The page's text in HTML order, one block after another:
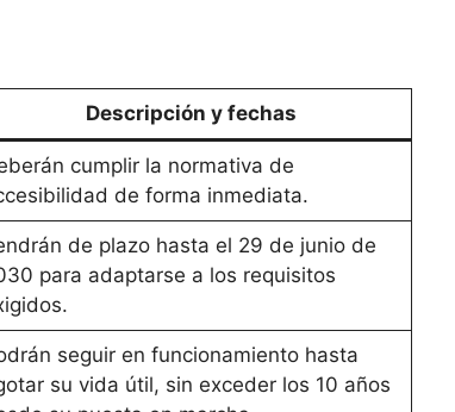
Descripción y fechas
cumplir la normativa de
de forma inmediata.
de plazo hasta el 29 de junio de
para adaptarse a los requisitos
seguir en funcionamiento hasta
su vida útil, sin exceder los 10 años